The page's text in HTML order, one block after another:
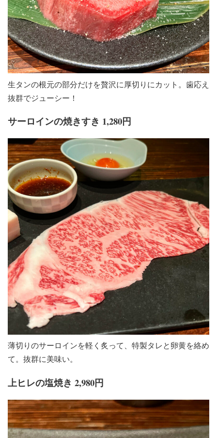
生タンの根元の部分だけを贅沢に厚切りにカット。歯応え
抜群でジューシー！
サーロインの焼きすき 1,280円
薄切りのサーロインを軽く炙って、特製タレと卵黄を絡め
て。抜群に美味い。
上ヒレの塩焼き 2,980円